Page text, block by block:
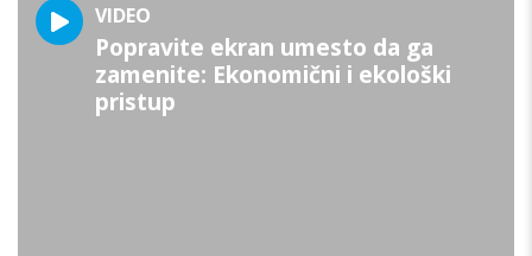
VIDEO
Popravite ekran umesto da ga
zamenite: Ekonomični i ekološki
pristup